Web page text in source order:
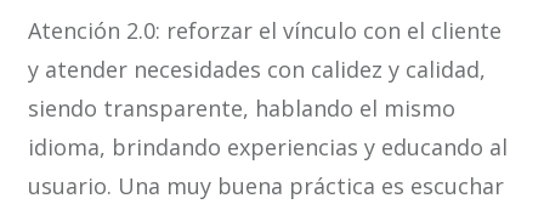
Atención 2.0: reforzar el vínculo con el cliente
y atender necesidades con calidez y calidad,
siendo transparente, hablando el mismo
idioma, brindando experiencias y educando al
usuario. Una muy buena práctica es escuchar